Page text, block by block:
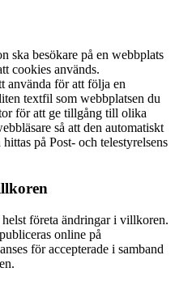
ska besökare på en webbplats
cookies används.
använda för att följa en
textfil som webbplatsen du
för att ge tillgång till olika
så att den automatiskt
på Post- och telestyrelsens
företa ändringar i villkoren.
online på
för accepterade i samband